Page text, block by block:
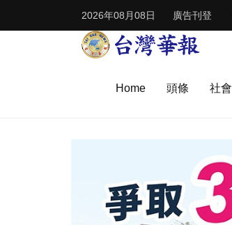
2026年08月08日 廣告刊登
Home 頭條 社會